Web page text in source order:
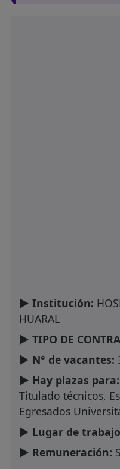
► Institución:
HUARAL
► TIPO DE
► N° de vacantes:
► Hay plazas para:
Titulado técnicos,
Egresados
► Lugar de
► Remuneración: